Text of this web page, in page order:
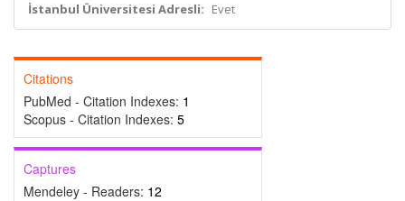
İstanbul Üniversitesi Adresli: Evet
Citations
PubMed - Citation Indexes: 1
Scopus - Citation Indexes: 5
Captures
Mendeley - Readers: 12